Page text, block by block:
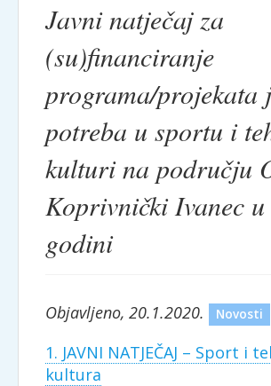
Javni natječaj za
(su)financiranje
programa/projekata
potreba u sportu i
kulturi na području
Koprivnički Ivanec u
godini
Objavljeno, 20.1.2020. Novosti
1. JAVNI NATJEČAJ – Sport i
kultura